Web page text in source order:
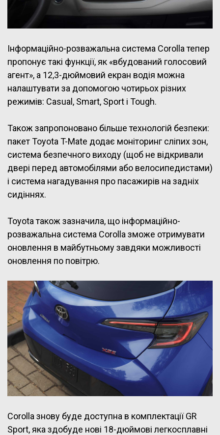
Інформаційно-розважальна система Corolla тепер
пропонує такі функції, як «вбудований голосовий
агент», а 12,3-дюймовий екран водія можна
налаштувати за допомогою чотирьох різних
режимів: Casual, Smart, Sport і Tough.
Також запропоновано більше технологій безпеки:
пакет Toyota T-Mate додає моніторинг сліпих зон,
система безпечного виходу (щоб не відкривали
двері перед автомобілями або велосипедистами)
і система нагадування про пасажирів на задніх
сидіннях.
Toyota також зазначила, що інформаційно-
розважальна система Corolla зможе отримувати
оновлення в майбутньому завдяки можливості
оновлення по повітрю.
Corolla знову буде доступна в комплектації GR
Sport, яка здобуде нові 18-дюймові легкосплавні